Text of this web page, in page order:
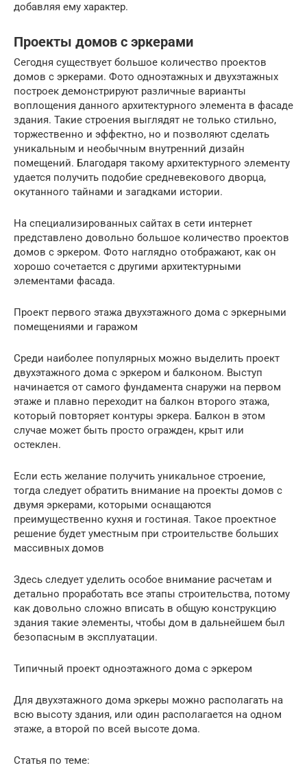
добавляя ему характер.
Проекты домов с эркерами
Сегодня существует большое количество проектов
домов с эркерами. Фото одноэтажных и двухэтажных
построек демонстрируют различные варианты
воплощения данного архитектурного элемента в фасаде
здания. Такие строения выглядят не только стильно,
торжественно и эффектно, но и позволяют сделать
уникальным и необычным внутренний дизайн
помещений. Благодаря такому архитектурного элементу
удается получить подобие средневекового дворца,
окутанного тайнами и загадками истории.
На специализированных сайтах в сети интернет
представлено довольно большое количество проектов
домов с эркером. Фото наглядно отображают, как он
хорошо сочетается с другими архитектурными
элементами фасада.
Проект первого этажа двухэтажного дома с эркерными
помещениями и гаражом
Среди наиболее популярных можно выделить проект
двухэтажного дома с эркером и балконом. Выступ
начинается от самого фундамента снаружи на первом
этаже и плавно переходит на балкон второго этажа,
который повторяет контуры эркера. Балкон в этом
случае может быть просто огражден, крыт или
остеклен.
Если есть желание получить уникальное строение,
тогда следует обратить внимание на проекты домов с
двумя эркерами, которыми оснащаются
преимущественно кухня и гостиная. Такое проектное
решение будет уместным при строительстве больших
массивных домов
Здесь следует уделить особое внимание расчетам и
детально проработать все этапы строительства, потому
как довольно сложно вписать в общую конструкцию
здания такие элементы, чтобы дом в дальнейшем был
безопасным в эксплуатации.
Типичный проект одноэтажного дома с эркером
Для двухэтажного дома эркеры можно располагать на
всю высоту здания, или один располагается на одном
этаже, а второй по всей высоте дома.
Статья по теме: